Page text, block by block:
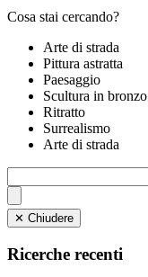
Cosa stai cercando?
Arte di strada
Pittura astratta
Paesaggio
Scultura in bronzo
Ritratto
Surrealismo
Arte di strada
✕ Chiudere
Ricerche recenti